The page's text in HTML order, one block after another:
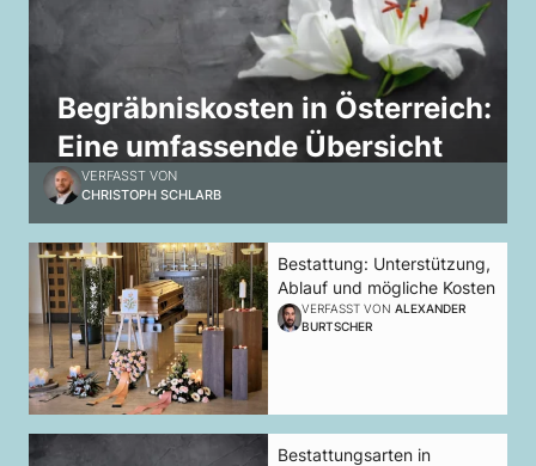
Begräbniskosten in Österreich:
Eine umfassende Übersicht
VERFASST VON
CHRISTOPH SCHLARB
Bestattung: Unterstützung,
Ablauf und mögliche Kosten
VERFASST VON ALEXANDER
BURTSCHER
Bestattungsarten in